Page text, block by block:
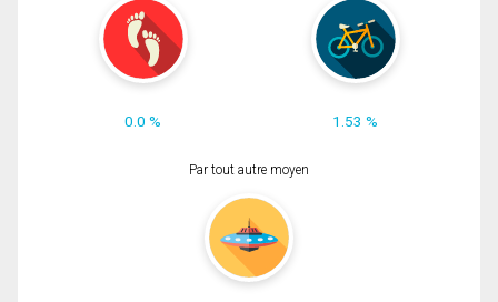
0.0 % 1.53 %
Par tout autre moyen